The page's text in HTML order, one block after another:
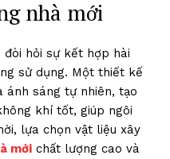
nhà mới
hỏi sự kết hợp hài
sử dụng. Một thiết kế
ánh sáng tự nhiên, tạo
khí tốt, giúp ngôi
lựa chọn vật liệu xây
mới chất lượng cao và